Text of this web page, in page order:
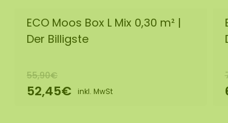
ECO Moos Box L Mix 0,30 m² |
Der Billigste
55,90€
52,45€ inkl. MwSt